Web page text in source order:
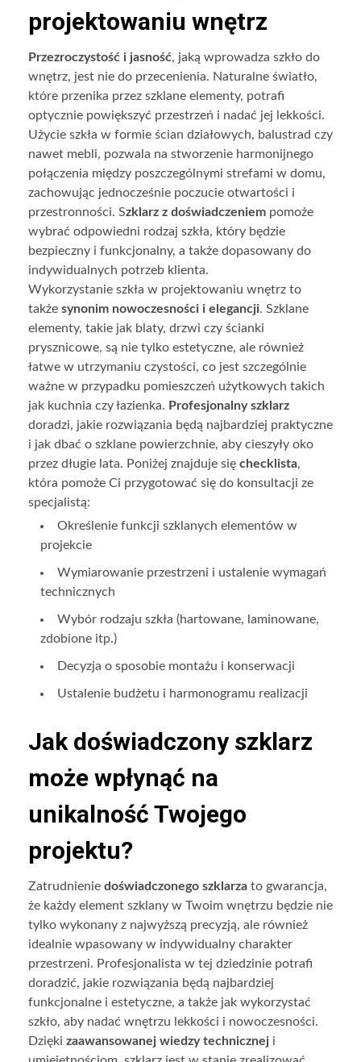
projektowaniu wnętrz
Przezroczystość i jasność, jaką wprowadza szkło do
wnętrz, jest nie do przecenienia. Naturalne światło,
które przenika przez szklane elementy, potrafi
optycznie powiększyć przestrzeń i nadać jej lekkości.
Użycie szkła w formie ścian działowych, balustrad czy
nawet mebli, pozwala na stworzenie harmonijnego
połączenia między poszczególnymi strefami w domu,
zachowując jednocześnie poczucie otwartości i
przestronności. Szklarz z doświadczeniem pomoże
wybrać odpowiedni rodzaj szkła, który będzie
bezpieczny i funkcjonalny, a także dopasowany do
indywidualnych potrzeb klienta.
Wykorzystanie szkła w projektowaniu wnętrz to
także synonim nowoczesności i elegancji. Szklane
elementy, takie jak blaty, drzwi czy ścianki
prysznicowe, są nie tylko estetyczne, ale również
łatwe w utrzymaniu czystości, co jest szczególnie
ważne w przypadku pomieszczeń użytkowych takich
jak kuchnia czy łazienka. Profesjonalny szklarz
doradzi, jakie rozwiązania będą najbardziej praktyczne
i jak dbać o szklane powierzchnie, aby cieszyły oko
przez długie lata. Poniżej znajduje się checklista,
która pomoże Ci przygotować się do konsultacji ze
specjalistą:
Określenie funkcji szklanych elementów w
projekcie
Wymiarowanie przestrzeni i ustalenie wymagań
technicznych
Wybór rodzaju szkła (hartowane, laminowane,
zdobione itp.)
Decyzja o sposobie montażu i konserwacji
Ustalenie budżetu i harmonogramu realizacji
Jak doświadczony szklarz
może wpłynąć na
unikalność Twojego
projektu?
Zatrudnienie doświadczonego szklarza to gwarancja,
że każdy element szklany w Twoim wnętrzu będzie nie
tylko wykonany z najwyższą precyzją, ale również
idealnie wpasowany w indywidualny charakter
przestrzeni. Profesjonalista w tej dziedzinie potrafi
doradzić, jakie rozwiązania będą najbardziej
funkcjonalne i estetyczne, a także jak wykorzystać
szkło, aby nadać wnętrzu lekkości i nowoczesności.
Dzięki zaawansowanej wiedzy technicznej i